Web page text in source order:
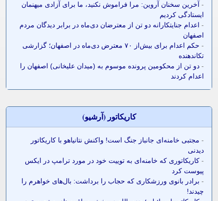
- آخرین سخنان آروین: مرا فراموش نکنید، ما برای آزادی میهنمان
ایستادگی کردیم
- اعدام جنایتکارانه دو تن از معترضان دی‌ماه در برابر دیدگان مردم
اصفهان
-
حکم اعدام برای بیش‌از ۷۰ معترض دی‌ماه در اصفهان؛ گزارشی
تکاندهنده
- دو تن از محکومین پرونده موسوم به (میدان علیخانی) اصفهان را
اعدام کردند
کاريکاتور (آرشيو)
- مجتبی خامنه‌ای جانباز جنگ است! واکنش نتانیاهو با کاریکاتور
دیدنی
- کاریکاتوری که خامنه‌ای به توییت خود در مورد ترامپ در ایکس
پیوست کرد
- برادر بانوی ورزشکاری که حجاب را برداشت: بال‌های خواهرم را
چیدند!